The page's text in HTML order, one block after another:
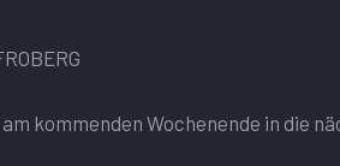
kommenden Wochenende in die